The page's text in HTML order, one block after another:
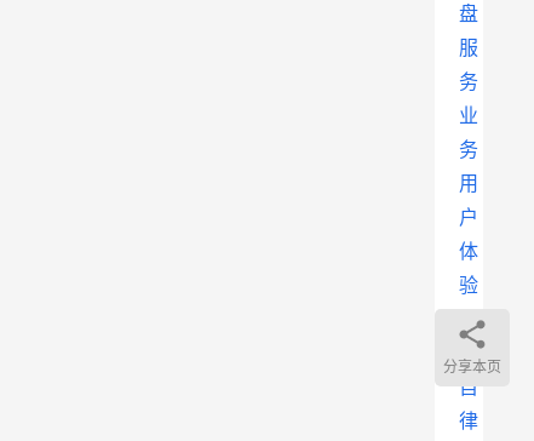
盘
服
务
业
务
用
户
体
验
保
障
自
律
分享本页